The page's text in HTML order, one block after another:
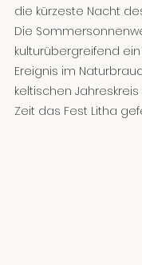
die kürzeste Nacht
Die
kulturübergreifend
Ereignis im
keltischen
Zeit das Fest Litha